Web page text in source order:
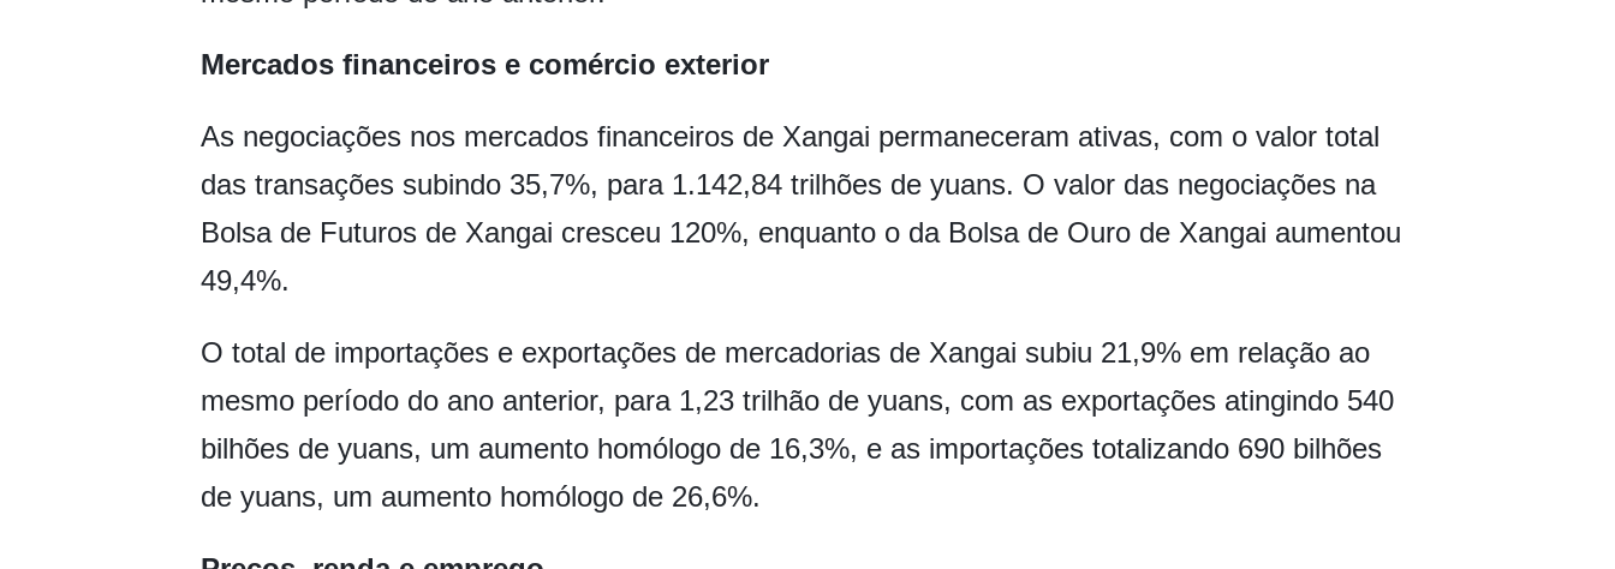
Mercados financeiros e comércio exterior
As negociações nos mercados financeiros de Xangai permaneceram ativas, com o valor total
das transações subindo 35,7%, para 1.142,84 trilhões de yuans. O valor das negociações na
Bolsa de Futuros de Xangai cresceu 120%, enquanto o da Bolsa de Ouro de Xangai aumentou
49,4%.
O total de importações e exportações de mercadorias de Xangai subiu 21,9% em relação ao
mesmo período do ano anterior, para 1,23 trilhão de yuans, com as exportações atingindo 540
bilhões de yuans, um aumento homólogo de 16,3%, e as importações totalizando 690 bilhões
de yuans, um aumento homólogo de 26,6%.